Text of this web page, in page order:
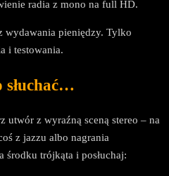
radia z mono na full HD.
wydawania pieniędzy. Tylko
i testowania.
słuchać…
utwór z wyraźną sceną stereo – na
z jazzu albo nagrania
środku trójkąta i posłuchaj: